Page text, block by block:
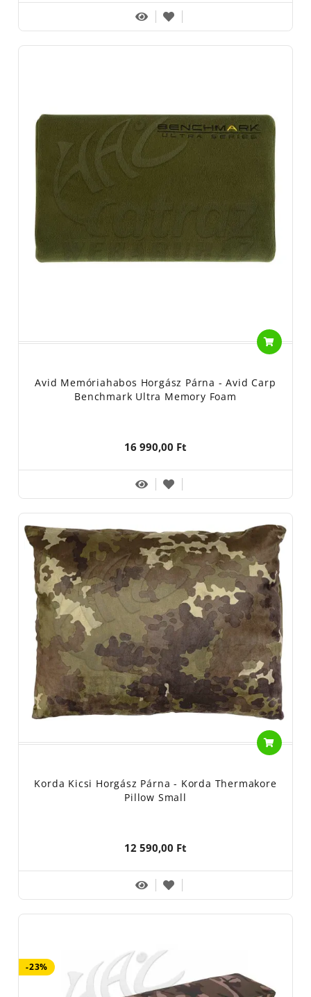
Avid Memóriahabos Horgász Párna - Avid Carp
Benchmark Ultra Memory Foam
16 990,00 Ft
Korda Kicsi Horgász Párna - Korda Thermakore
Pillow Small
12 590,00 Ft
-23%